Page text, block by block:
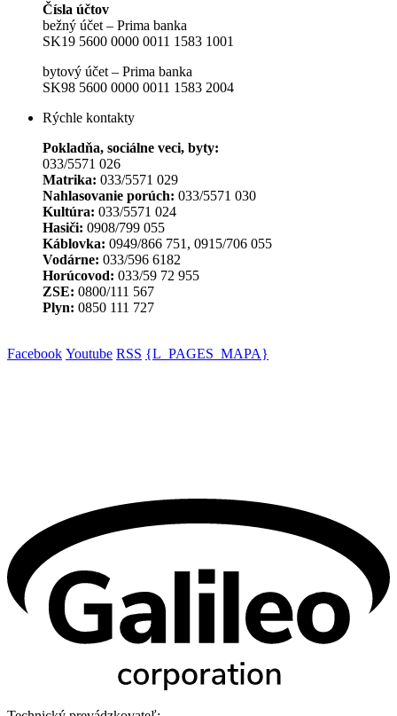
Čísla účtov
bežný účet – Prima banka
SK19 5600 0000 0011 1583 1001
bytový účet – Prima banka
SK98 5600 0000 0011 1583 2004
Rýchle kontakty
Pokladňa, sociálne veci, byty:
033/5571 026
Matrika: 033/5571 029
Nahlasovanie porúch: 033/5571 030
Kultúra: 033/5571 024
Hasiči: 0908/799 055
Káblovka: 0949/866 751, 0915/706 055
Vodárne: 033/596 6182
Horúcovod: 033/59 72 955
ZSE: 0800/111 567
Plyn: 0850 111 727
Facebook Youtube RSS {L_PAGES_MAPA}